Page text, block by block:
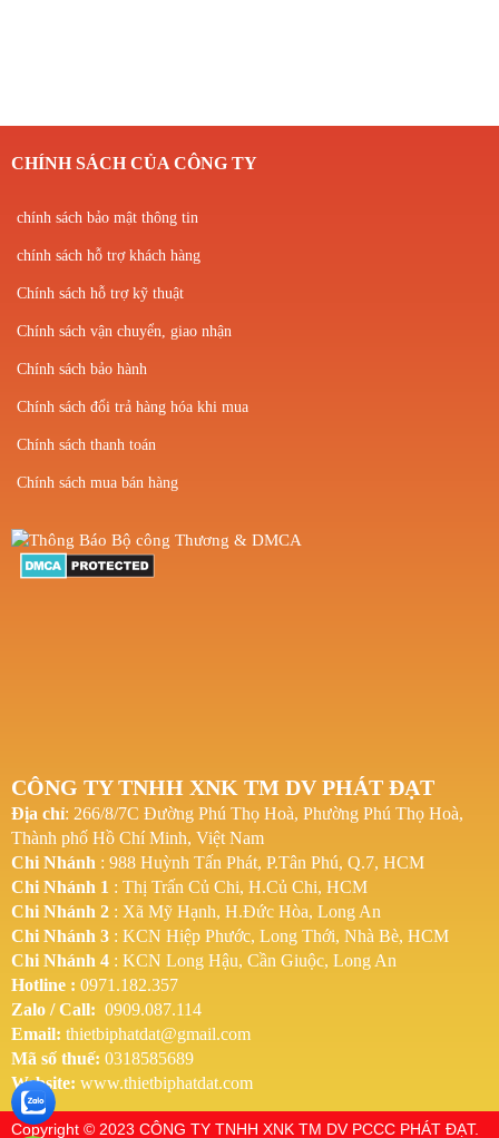
CÔNG TY TNHH XNK TM DV PHÁT ĐẠT
Địa chỉ: 266/8/7C Đường Phú Thọ Hoà, Phường Phú Thọ Hoà,
Thành phố Hồ Chí Minh, Việt Nam
Chi Nhánh : 988 Huỳnh Tấn Phát, P.Tân Phú, Q.7, HCM
Chi Nhánh 1 : Thị Trấn Củ Chi, H.Củ Chi, HCM
Chi Nhánh 2 : Xã Mỹ Hạnh, H.Đức Hòa, Long An
Chi Nhánh 3 : KCN Hiệp Phước, Long Thới, Nhà Bè, HCM
Chi Nhánh 4 : KCN Long Hậu, Cần Giuộc, Long An
Hotline : 0971.182.357
Zalo / Call: 0909.087.114
Email: thietbiphatdat@gmail.com
Mã số thuế: 0318585689
Website: www.thietbiphatdat.com
CHÍNH SÁCH CỦA CÔNG TY
chính sách bảo mật thông tin
chính sách hỗ trợ khách hàng
Chính sách hỗ trợ kỹ thuật
Chính sách vận chuyển, giao nhận
Chính sách bảo hành
Chính sách đổi trả hàng hóa khi mua
Chính sách thanh toán
Chính sách mua bán hàng
Copyright © 2023 CÔNG TY TNHH XNK TM DV PCCC PHÁT ĐẠT.